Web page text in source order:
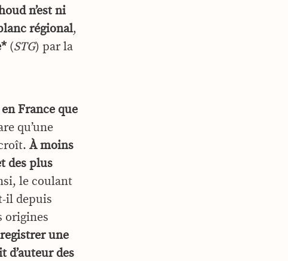
n’est ni
régional,
(STG) par la
France que
qu’une
À moins
des plus
le coulant
il depuis
origines
une
d’auteur des